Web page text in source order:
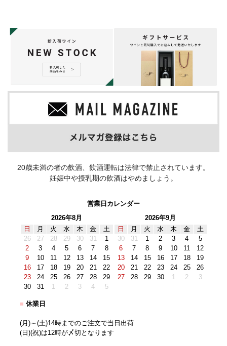
20歳未満の者の飲酒、飲酒運転は法律で禁止されています。
妊娠中や授乳期の飲酒はやめましょう。
営業日カレンダー
2026年8月
日
月 火 水 木 金
土
26
27 28 29 30 31
1
2
3 4 5 6 7
8
9
10 11 12 13 14
15
16
17 18 19 20 21
22
23
24 25 26 27 28
29
30
31 1 2 3 4 5
2026年9月
日
月 火 水 木 金
土
30
31 1 2 3 4
5
6
7 8 9 10 11
12
13
14 15 16 17 18
19
20
21 22 23 24 25
26
27
28 29 30 1 2 3
■ 休業日
(月)～(土)14時までのご注文で当日出荷
(日)(祝)は12時が〆切となります